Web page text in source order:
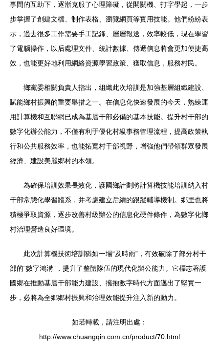
事間的互助下，逐漸克服了心理障礙，從開關機、打字學起，一步
步掌握了創建文檔、制作表格、瀏覽網頁等實用技能。他們紛紛表
示，過去很多工作需要手工記錄、層層報送，效率較低，現在學習
了電腦操作，以后處理文件、統計數據、傳遞信息將會更加便捷高
效，也能更好地利用網絡資源學習政策、獲取信息，服務村民。
鄉黨委相關負責人指出，組織此次培訓是加強基層組織建設、
賦能鄉村振興的重要舉措之一。在信息化快速發展的今天，熟練運
用計算機和互聯網已成為基層干部必備的基本技能。提升村干部的
數字化辦公能力，不僅有利于優化村級事務管理流程，提高政策執
行和公共服務效率，也能拓寬村干部視野，增強他們帶領群眾發展
經濟、建設美麗鄉村的本領。
為確保培訓效果長效化，護國鄉計劃將計算機技能培訓納入村
干部常態化學習體系，并考慮建立后續的跟蹤輔導機制。鄉里也將
積極爭取資源，逐步改善村級辦公的信息化硬件條件，為數字化鄉
村治理營造良好環境。
此次計算機技術培訓猶如一場“及時雨”，有效破除了部分村干
部的“數字鴻溝”，提升了整體隊伍的現代化辦公能力。它標志著護
國鄉在推動基層干部能力建設、擁抱數字時代方面邁出了堅實一
步，必將為全鄉鄉村振興和治理效能提升注入新的動力。
如若轉載，請注明出處：
http://www.chuangqin.com.cn/product/70.html